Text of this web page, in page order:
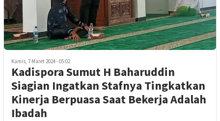
Kamis, 7 Maret 2024 - 05:02
Kadispora Sumut H Baharuddin
Siagian Ingatkan Stafnya Tingkatkan
Kinerja Berpuasa Saat Bekerja Adalah
Ibadah